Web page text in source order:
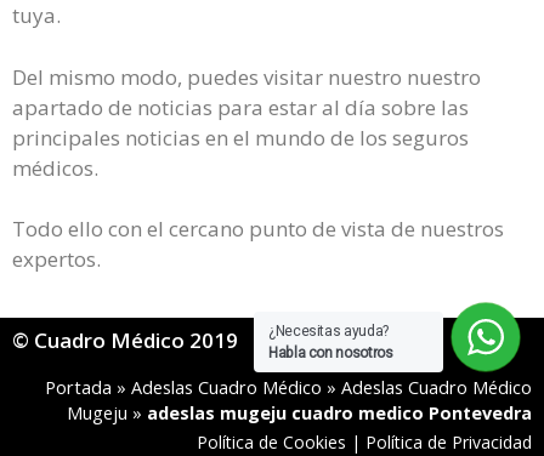
¿Necesitas ayuda?
Habla con nosotros
tuya.
Del mismo modo, puedes visitar nuestro nuestro
apartado de noticias para estar al día sobre las
principales noticias en el mundo de los seguros
médicos.
Todo ello con el cercano punto de vista de nuestros
expertos.
© Cuadro Médico 2019
Portada » Adeslas Cuadro Médico » Adeslas Cuadro Médico
Mugeju » adeslas mugeju cuadro medico Pontevedra
Política de Cookies | Política de Privacidad